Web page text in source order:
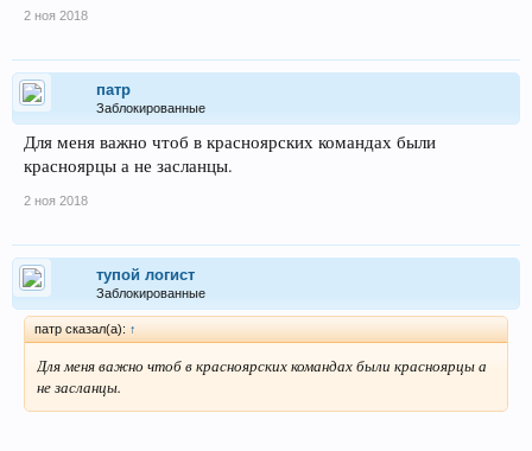
2 ноя 2018
патр
Заблокированные
Для меня важно чтоб в красноярских командах были
красноярцы а не засланцы.
2 ноя 2018
тупой логист
Заблокированные
патр сказал(а): ↑
Для меня важно чтоб в красноярских командах были красноярцы а
не засланцы.